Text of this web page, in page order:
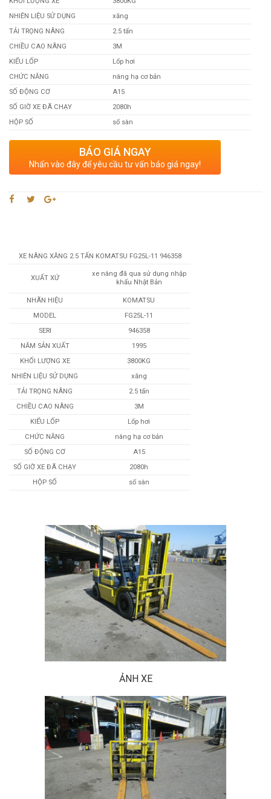
NHIÊN LIỆU SỬ DỤNG
xăng
TẢI TRỌNG NÂNG
2.5 tấn
CHIỀU CAO NÂNG
3M
KIỂU LỐP
Lốp hơi
CHỨC NĂNG
nâng hạ cơ bản
SỐ ĐỘNG CƠ
A15
SỐ GIỜ XE ĐÃ CHẠY
2080h
HỘP SỐ
số sàn
BÁO GIÁ NGAY
Nhấn vào đây để yêu cầu tư vấn báo giá ngay!
XE NÂNG XĂNG 2.5 TẤN KOMATSU FG25L-11 946358
XUẤT XỨ
xe nâng đã qua sử dụng nhập
khẩu Nhật Bản
NHÃN HIỆU
KOMATSU
MODEL
FG25L-11
SERI
946358
NĂM SẢN XUẤT
1995
KHỐI LƯỢNG XE
3800KG
NHIÊN LIỆU SỬ DỤNG
xăng
TẢI TRỌNG NÂNG
2.5 tấn
CHIỀU CAO NÂNG
3M
KIỂU LỐP
Lốp hơi
CHỨC NĂNG
nâng hạ cơ bản
SỐ ĐỘNG CƠ
A15
SỐ GIỜ XE ĐÃ CHẠY
2080h
HỘP SỐ
số sàn
ẢNH XE